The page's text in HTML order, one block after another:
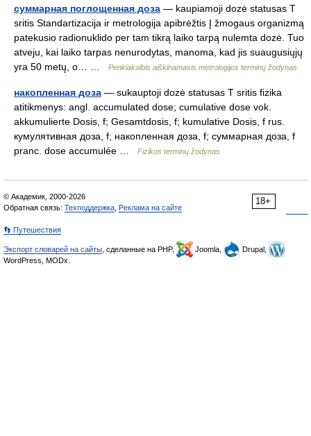
суммарная поглощенная доза — kaupiamoji dozė statusas T
sritis Standartizacija ir metrologija apibrėžtis Į žmogaus organizmą
patekusio radionuklido per tam tikrą laiko tarpą nulemta dozė. Tuo
atveju, kai laiko tarpas nenurodytas, manoma, kad jis suaugusiųjų
yra 50 metų, o… …
Penkiakalbis aiškinamasis metrologijos terminų žodynas
накопленная доза — sukauptoji dozė statusas T sritis fizika
atitikmenys: angl. accumulated dose; cumulative dose vok.
akkumulierte Dosis, f; Gesamtdosis, f; kumulative Dosis, f rus.
кумулятивная доза, f; накопленная доза, f; суммарная доза, f
pranc. dose accumulée …
Fizikos terminų žodynas
18+
© Академик, 2000-2026
Обратная связь: Техподдержка Реклама на сайте
👣 Путешествия
Экспорт словарей на сайты , сделанные на PHP, Joomla,
Drupal,
WordPress, MODx.